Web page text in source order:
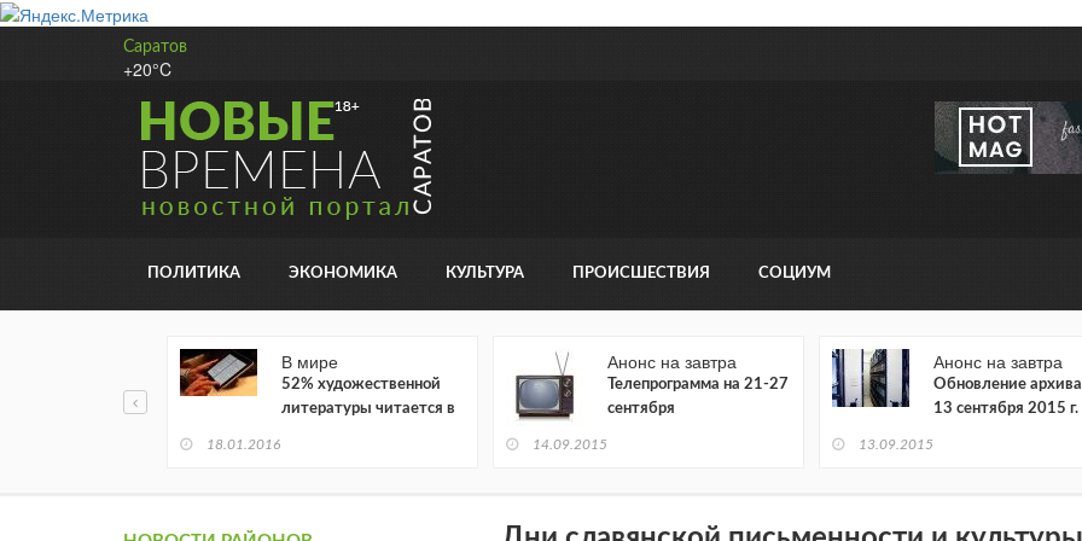
Саратов
+20°C
ПОЛИТИКА ЭКОНОМИКА КУЛЬТУРА ПРОИСШЕСТВИЯ СОЦИУМ
В мире
52% художественной
литературы читается в
18.01.2016
Анонс на завтра
Телепрограмма на 21-27
сентября
14.09.2015
Анонс на завтра
Обновление архива
13 сентября 2015 г.
13.09.2015